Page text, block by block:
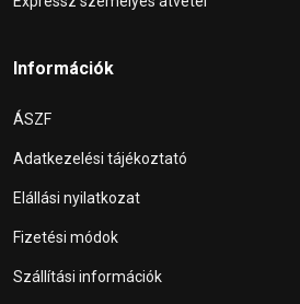
Információk
ÁSZF
Adatkezelési tájékoztató
Elállási nyilatkozat
Fizetési módok
Szállítási információk